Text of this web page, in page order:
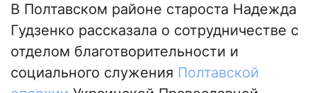
В Полтавском районе староста Надежда
Гудзенко рассказала о сотрудничестве с
отделом благотворительности и
социального служения Полтавской